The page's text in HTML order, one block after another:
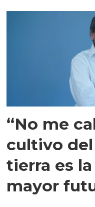
“No me
cultivo
tierra es
mayor